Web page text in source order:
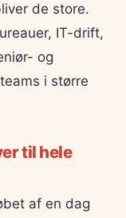
de store.
IT-drift,
og
i større
til hele
af en dag